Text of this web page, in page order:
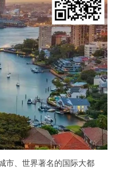
市、世界著名的国际大都